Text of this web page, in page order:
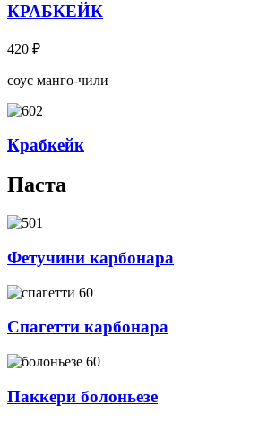
КРАБКЕЙК
420 ₽
соус манго-чили
Крабкейк
Паста
Фетучини карбонара
Спагетти карбонара
Паккери болоньезе